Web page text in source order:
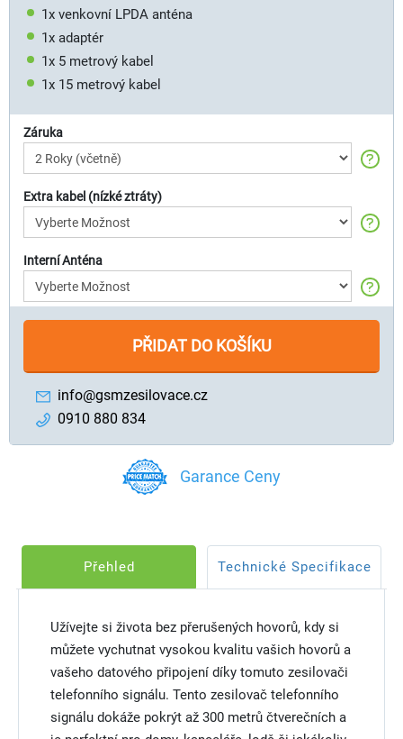
1x venkovní LPDA anténa
1x adaptér
1x 5 metrový kabel
1x 15 metrový kabel
Záruka
Extra kabel (nízké ztráty)
Interní Anténa
PŘIDAT DO KOŠÍKU
info@gsmzesilovace.cz
0910 880 834
Garance Ceny
Přehled Technické Specifikace
Užívejte si života bez přerušených hovorů, kdy si
můžete vychutnat vysokou kvalitu vašich hovorů a
vašeho datového připojení díky tomuto zesilovači
telefonního signálu. Tento zesilovač telefonního
signálu dokáže pokrýt až 300 metrů čtverečních a